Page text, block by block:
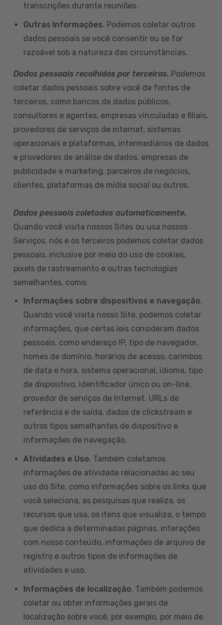
transcrições durante reuniões.
Outras Informações. Podemos coletar outros
dados pessoais se você consentir ou se for
razoável sob a natureza das circunstâncias.
Dados pessoais recolhidos por terceiros. Podemos
coletar dados pessoais sobre você de fontes de
terceiros, como bancos de dados públicos,
consultores e agentes, empresas vinculadas e filiais,
provedores de serviços de internet, sistemas
operacionais e plataformas, intermediários de dados
e provedores de análise de dados, empresas de
publicidade e marketing, parceiros de negócios,
clientes, plataformas de mídia social ou outros.
Dados pessoais coletados automaticamente.
Quando você visita nossos Sites ou usa nossos
Serviços, nós e os terceiros podemos coletar dados
pessoais, inclusive por meio do uso de cookies,
pixels de rastreamento e outras tecnologias
semelhantes, como:
Informações sobre dispositivos e navegação.
Quando você visita nosso Site, podemos coletar
informações, que certas leis consideram dados
pessoais, como endereço IP, tipo de navegador,
nomes de domínio, horários de acesso, carimbos
de data e hora, sistema operacional, idioma, tipo
de dispositivo, identificador único ou on-line,
provedor de serviços de Internet, URLs de
referência e de saída, dados de clickstream e
outros tipos semelhantes de dispositivo e
informações de navegação.
Atividades e Uso. Também coletamos
informações de atividade relacionadas ao seu
uso do Site, como informações sobre os links que
você seleciona, as pesquisas que realiza, os
recursos que usa, os itens que visualiza, o tempo
que dedica a determinadas páginas, interações
com nosso conteúdo, informações de arquivo de
registro e outros tipos de informações de
atividades e uso.
Informações de localização. Também podemos
coletar ou obter informações gerais de
localização sobre você, por exemplo, por meio de